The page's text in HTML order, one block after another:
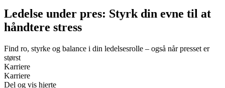
Ledelse under pres: Styrk din evne til at
håndtere stress
Find ro, styrke og balance i din ledelsesrolle – også når presset er
størst
Karriere
Karriere
Del og vis hjerte